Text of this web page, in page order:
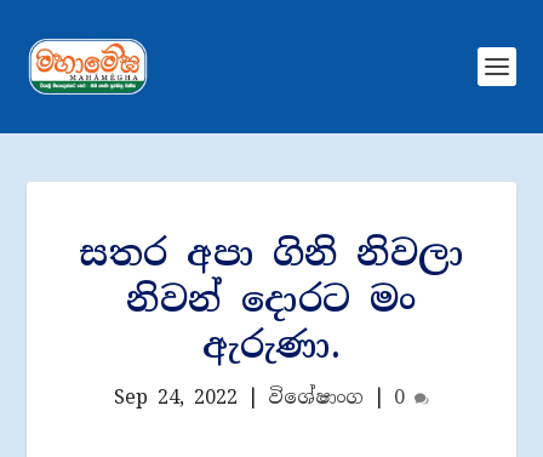
සතර අපා ගිනි නිවලා
නිවන් දොරට මං
ඇරුණා.
Sep 24, 2022 විශේෂාංග 0